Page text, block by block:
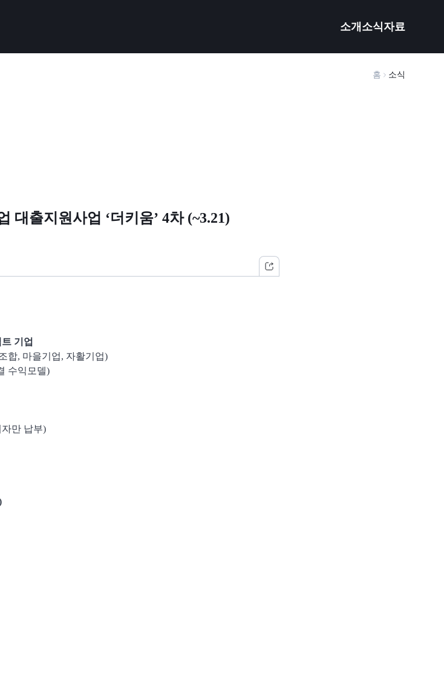
소개 소식자료
홈 소식
대출지원사업 ‘더키움’ 4차 (~3.21)
기업
합, 마을기업, 자활기업)
수익모델)
만 납부)